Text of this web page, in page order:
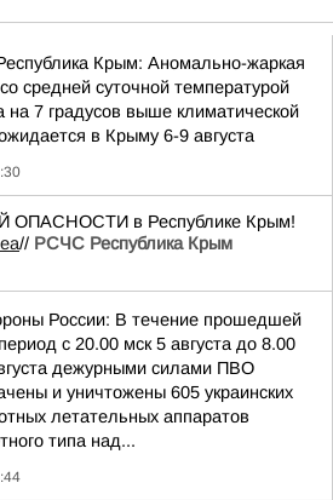
Крым: Аномально-жаркая
средней суточной температурой
на 7 градусов выше климатической
в Крыму 6-9 августа
в Республике Крым!
// РСЧС Республика Крым
России: В течение прошедшей
с 20.00 мск 5 августа до 8.00
дежурными силами ПВО
и уничтожены 605 украинских
летательных аппаратов
типа над...